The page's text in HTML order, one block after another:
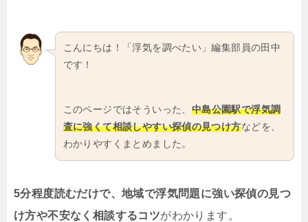
こんにちは！「浮気を調べたい」編集部員の田中
です！
このページではそういった、 中島公園駅で浮気調
査に強くて相談しやすい探偵の見つけ方などを、
わかりやすくまとめました。
5分程度読むだけで、地域で浮気問題に強い探偵の見つ
け方や不安なく相談するコツがわかります。